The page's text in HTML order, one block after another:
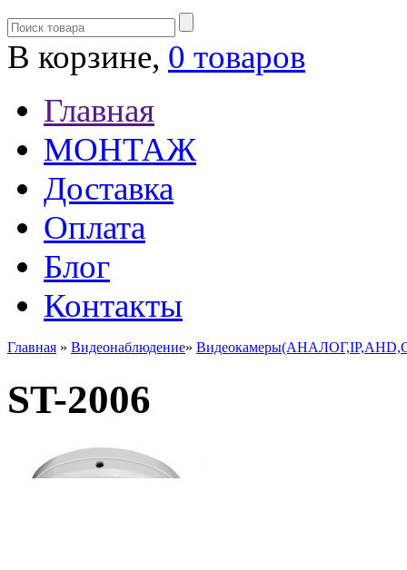
В корзине, 0 товаров
Главная
МОНТАЖ
Доставка
Оплата
Блог
Контакты
Главная » Видеонаблюдение»
ST-2006